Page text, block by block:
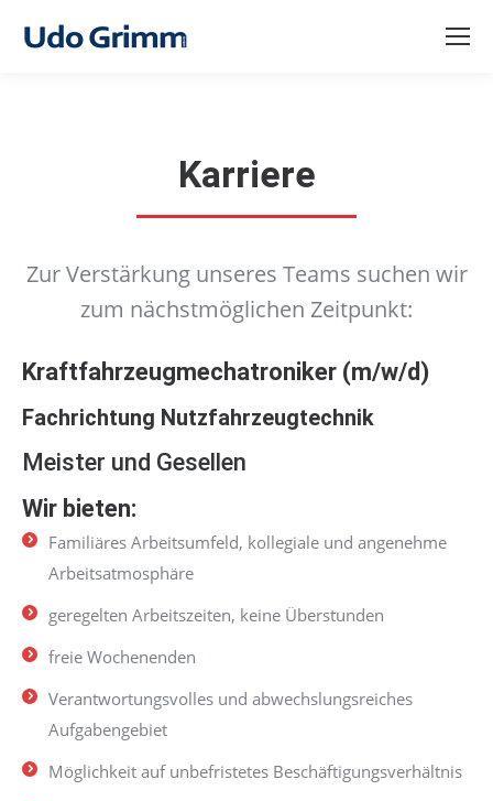
Karriere
Zur Verstärkung unseres Teams suchen wir
zum nächstmöglichen Zeitpunkt:
Kraftfahrzeugmechatroniker (m/w/d)
Fachrichtung Nutzfahrzeugtechnik
Meister und Gesellen
Wir bieten:
Familiäres Arbeitsumfeld, kollegiale und angenehme
Arbeitsatmosphäre
geregelten Arbeitszeiten, keine Überstunden
freie Wochenenden
Verantwortungsvolles und abwechslungsreiches
Aufgabengebiet
Möglichkeit auf unbefristetes Beschäftigungsverhältnis